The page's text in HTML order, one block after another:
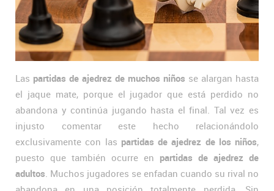
Las partidas de ajedrez de muchos niños se alargan hasta
el jaque mate, porque el jugador que está perdido no
abandona y continúa jugando hasta el final. Tal vez es
injusto comentar este hecho relacionándolo
exclusivamente con las partidas de ajedrez de los niños,
puesto que también ocurre en partidas de ajedrez de
adultos . Muchos jugadores se enfadan cuando su rival no